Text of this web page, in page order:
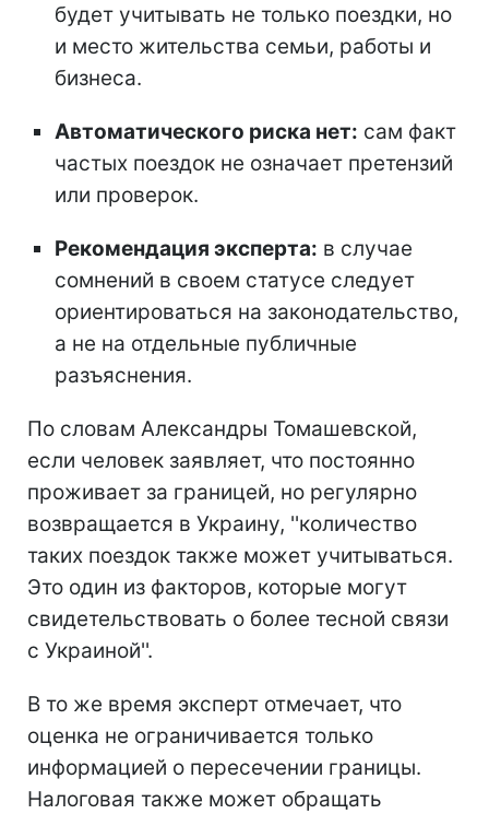
будет учитывать не только поездки, но
и место жительства семьи, работы и
бизнеса.
Автоматического риска нет: сам факт
частых поездок не означает претензий
или проверок.
Рекомендация эксперта: в случае
сомнений в своем статусе следует
ориентироваться на законодательство,
а не на отдельные публичные
разъяснения.
По словам Александры Томашевской,
если человек заявляет, что постоянно
проживает за границей, но регулярно
возвращается в Украину, ''количество
таких поездок также может учитываться.
Это один из факторов, которые могут
свидетельствовать о более тесной связи
с Украиной''.
В то же время эксперт отмечает, что
оценка не ограничивается только
информацией о пересечении границы.
Налоговая также может обращать